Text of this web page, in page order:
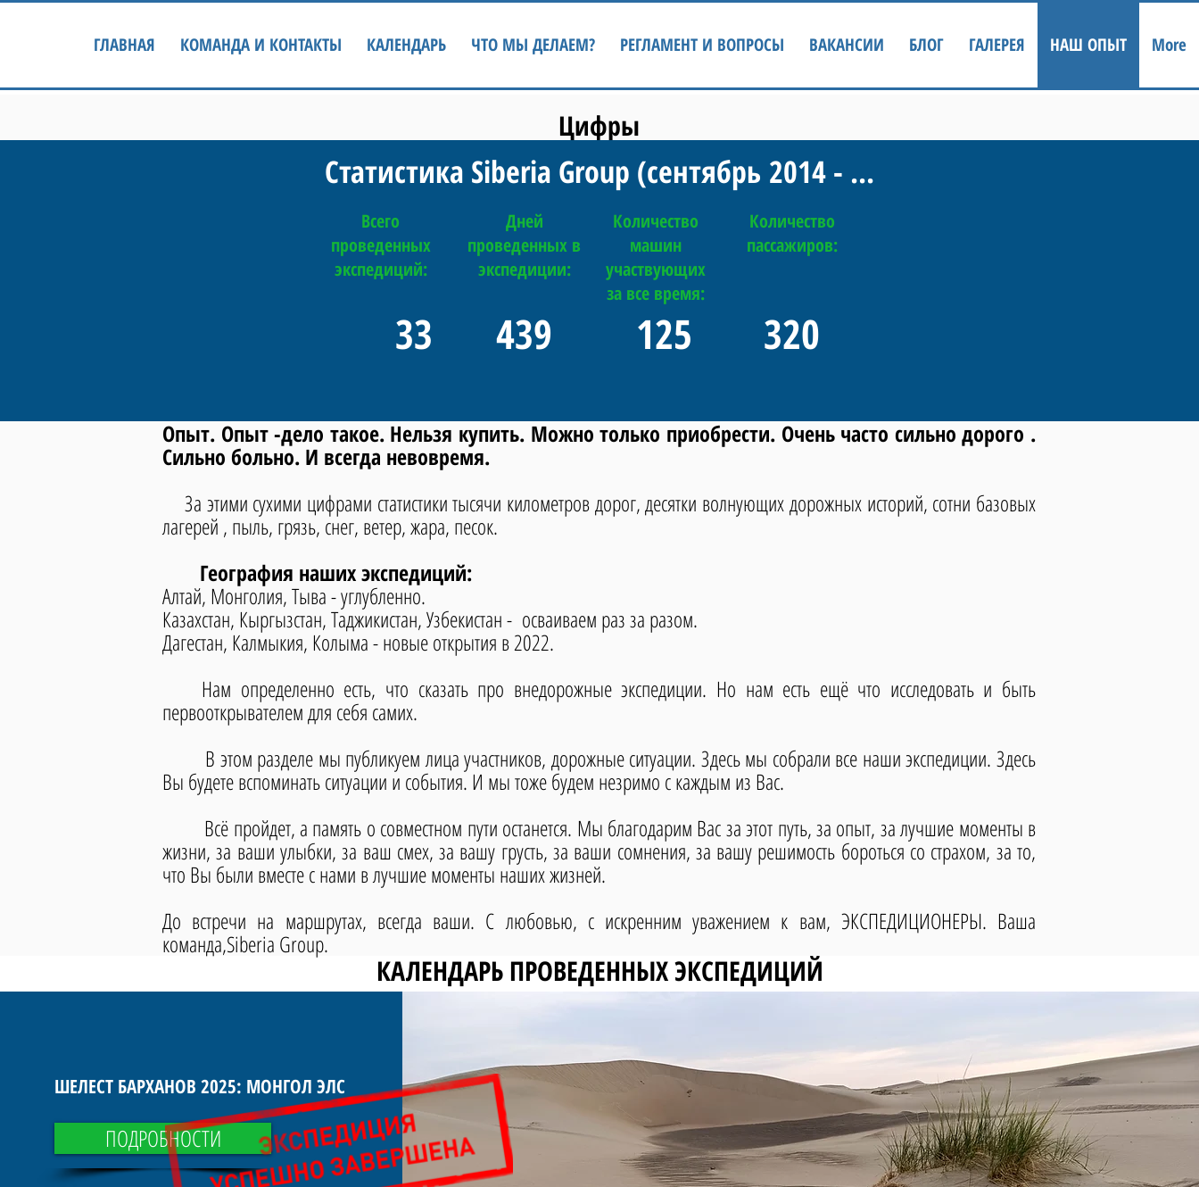
ГЛАВНАЯ КОМАНДА И КОНТАКТЫ КАЛЕНДАРЬ ЧТО МЫ ДЕЛАЕМ? РЕГЛАМЕНТ И ВОПРОСЫ ВАКАНСИИ БЛОГ ГАЛЕРЕЯ НАШ ОПЫТ More
Цифры
Статистика Siberia Group (сентябрь 2014 - ...
Всего
проведенных
экспедиций:
Дней
проведенных в
экспедиции:
Количество
машин
участвующих
за все время:
Количество
пассажиров:
33 439 125 320
Опыт. Опыт -дело такое. Нельзя купить. Можно только приобрести. Очень часто сильно дорого .
Сильно больно. И всегда невовремя.
За этими сухими цифрами статистики тысячи километров дорог, десятки волнующих дорожных историй, сотни базовых
лагерей , пыль, грязь, снег, ветер, жара, песок.
География наших экспедиций:
Алтай, Монголия, Тыва - углубленно.
Казахстан, Кыргызстан, Таджикистан, Узбекистан - осваиваем раз за разом.
Дагестан, Калмыкия, Колыма - новые открытия в 2022.
Нам определенно есть, что сказать про внедорожные экспедиции. Но нам есть ещё что исследовать и быть
первооткрывателем для себя самих.
В этом разделе мы публикуем лица участников, дорожные ситуации. Здесь мы собрали все наши экспедиции. Здесь
Вы будете вспоминать ситуации и события. И мы тоже будем незримо с каждым из Вас.
Всё пройдет, а память о совместном пути останется. Мы благодарим Вас за этот путь, за опыт, за лучшие моменты в
жизни, за ваши улыбки, за ваш смех, за вашу грусть, за ваши сомнения, за вашу решимость бороться со страхом, за то,
что Вы были вместе с нами в лучшие моменты наших жизней.
До встречи на маршрутах, всегда ваши. С любовью, с искренним уважением к вам, ЭКСПЕДИЦИОНЕРЫ. Ваша
команда,Siberia Group.
КАЛЕНДАРЬ ПРОВЕДЕННЫХ ЭКСПЕДИЦИЙ
ШЕЛЕСТ БАРХАНОВ 2025: МОНГОЛ ЭЛС
ПОДРОБНОСТИ